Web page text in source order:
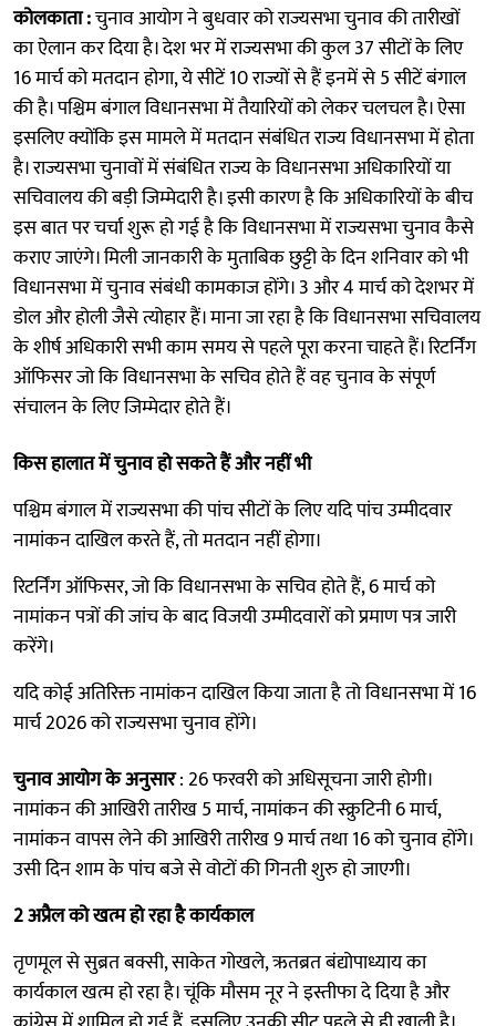
कोलकाता :चुनाव आयाेग ने बुधवार को राज्यसभा चुनाव की तारीखों
का ऐलान कर दिया है। देश भर में राज्यसभा की कुल 37 सीटों के लिए
16 मार्च को मतदान होगा, ये सीटें 10 राज्यों से हैं इनमें से 5 सीटें बंगाल
की है। पश्चिम बंगाल विधानसभा में तैयारियों को लेकर चलचल है। ऐसा
इसलिए क्योंकि इस मामले में मतदान संबंधित राज्य विधानसभा में होता
है। राज्यसभा चुनावों में संबंधित राज्य के विधानसभा अधिकारियों या
सचिवालय की बड़ी जिम्मेदारी है। इसी कारण है कि अधिकारियों के बीच
इस बात पर चर्चा शुरू हो गई है कि विधानसभा में राज्यसभा चुनाव कैसे
कराए जाएंगे। मिली जानकारी के मुताबिक छुट्टी के दिन शनिवार को भी
विधानसभा में चुनाव संबंधी कामकाज होंगे। 3 और 4 मार्च को देशभर में
डोल और होली जैसे त्योहार हैं। माना जा रहा है कि विधानसभा सचिवालय
के शीर्ष अधिकारी सभी काम समय से पहले पूरा करना चाहते हैं। रिटर्निंग
ऑफिसर जो कि विधानसभा के सचिव होते हैं वह चुनाव के संपूर्ण
संचालन के लिए जिम्मेदार होते हैं।
किस हालात में चुनाव हो सकते हैं और नहीं भी
पश्चिम बंगाल में राज्यसभा की पांच सीटों के लिए यदि पांच उम्मीदवार
नामांकन दाखिल करते हैं, तो मतदान नहीं होगा।
रिटर्निंग ऑफिसर, जो कि विधानसभा के सचिव होते हैं, 6 मार्च को
नामांकन पत्रों की जांच के बाद विजयी उम्मीदवारों को प्रमाण पत्र जारी
करेंगे।
यदि कोई अतिरिक्त नामांकन दाखिल किया जाता है तो विधानसभा में 16
मार्च 2026 को राज्यसभा चुनाव होंगे।
चुनाव आयोग के अनुसार: 26 फरवरी को अधिसूचना जारी होगी।
नामांकन की आखिरी तारीख 5 मार्च, नामांकन की स्क्रुटिनी 6 मार्च,
नामांकन वापस लेने की आखिरी तारीख 9 मार्च तथा 16 को चुनाव होंगे।
उसी दिन शाम के पांच बजे से वोटों की गिनती शुरु हो जाएगी।
2 अप्रैल को खत्म हो रहा है कार्यकाल
तृणमूल से सुब्रत बक्सी, साकेत गोखले, ऋतब्रत बंद्योपाध्याय का
कार्यकाल खत्म हो रहा है। चूंकि मौसम नूर ने इस्तीफा दे दिया है और